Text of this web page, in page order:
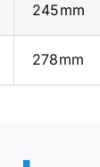
245mm
278mm